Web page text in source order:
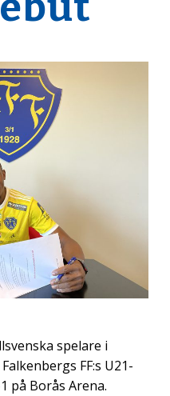
spelare i
FF:s U21-
på Borås Arena.